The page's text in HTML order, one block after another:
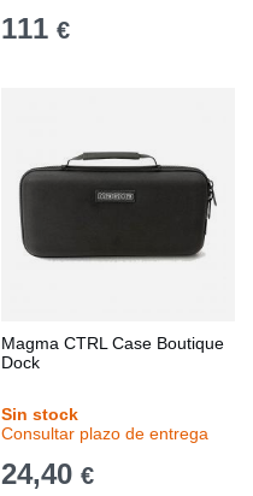
111 €
Magma CTRL Case Boutique
Dock
Sin stock
Consultar plazo de entrega
24,40 €